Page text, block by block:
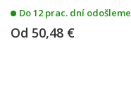
Do 12 prac. dní odošleme
Od 50,48 €